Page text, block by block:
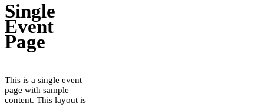
Single
Event
Page
This is a single event
page with sample
content. This layout is